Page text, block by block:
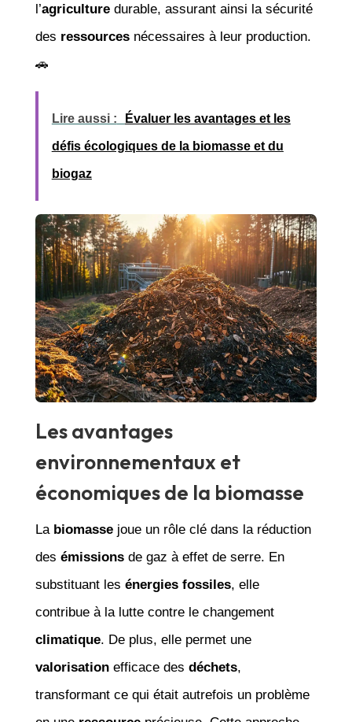
l’agriculturedurable, assurant ainsi la sécurité
des ressourcesnécessaires à leur production.
🚗
Lire aussi : Évaluer les avantages et les
défis écologiques de la biomasse et du
biogaz
Les avantages
environnementaux et
économiques de la biomasse
La biomassejoue un rôle clé dans la réduction
des émissionsde gaz à effet de serre. En
substituant les énergies fossiles, elle
contribue à la lutte contre le changement
climatique. De plus, elle permet une
valorisationefficace des déchets,
transformant ce qui était autrefois un problème